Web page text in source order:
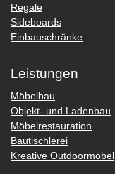
Regale
Sideboards
Einbauschränke
Leistungen
Möbelbau
Objekt- und Ladenbau
Möbelrestauration
Bautischlerei
Kreative Outdoormöbel